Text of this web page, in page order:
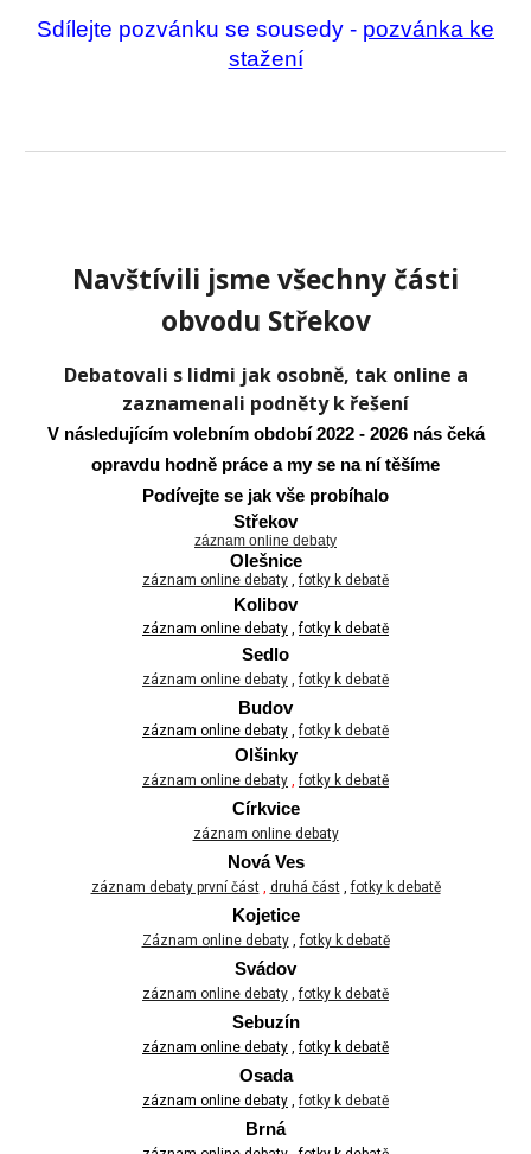
Sdílejte pozvánku se sousedy - pozvánka ke
stažení
Navštívili jsme všechny části
obvodu Střekov
Debatovali s lidmi jak osobně, tak online a
zaznamenali podněty k řešení
V následujícím volebním období 2022 - 2026 nás čeká
opravdu hodně práce a my se na ní těšíme
Podívejte se jak vše probíhalo
Střekov
záznam online debaty
Olešnice
záznam online debaty ,fotky k debatě
Kolibov
záznam online debaty ,fotky k debatě
Sedlo
záznam online debaty ,fotky k debatě
Budov
záznam online debaty ,fotky k debatě
Olšinky
záznam online debaty ,fotky k debatě
Církvice
záznam online debaty
Nová Ves
záznam debaty první část, druhá část ,fotky k debatě
Kojetice
Záznam online debaty,fotky k debatě
Svádov
záznam online debaty ,fotky k debatě
Sebuzín
záznam online debaty ,fotky k debatě
Osada
záznam online debaty ,fotky k debatě
Brná